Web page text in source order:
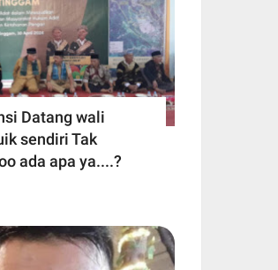
Datang wali
sendiri Tak
ada apa ya....?